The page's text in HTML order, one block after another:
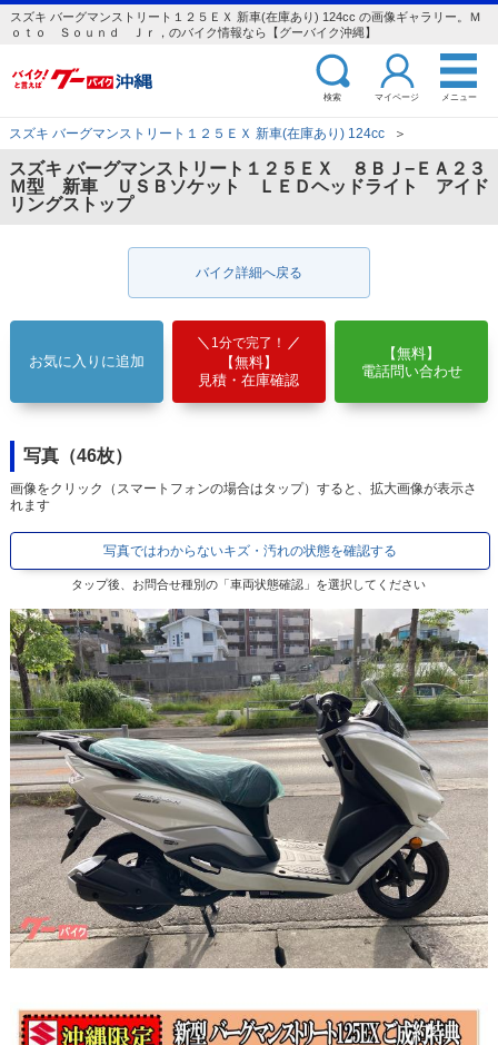
スズキ バーグマンストリート１２５ＥＸ 新車(在庫あり) 124cc の画像ギャラリー。Ｍ
ｏｔｏ Ｓｏｕｎｄ Ｊｒ，のバイク情報なら【グーバイク沖縄】
検索 マイページ メニュー
スズキ バーグマンストリート１２５ＥＸ 新車(在庫あり) 124cc ＞
スズキ バーグマンストリート１２５ＥＸ ８ＢＪ−ＥＡ２３
Ｍ型 新車 ＵＳＢソケット ＬＥＤヘッドライト アイド
リングストップ
バイク詳細へ戻る
お気に入りに追加
1分で完了！
【無料】
見積・在庫確認
【無料】
電話問い合わせ
写真（46枚）
画像をクリック（スマートフォンの場合はタップ）すると、拡大画像が表示さ
れます
写真ではわからないキズ・汚れの状態を確認する
タップ後、お問合せ種別の「車両状態確認」を選択してください